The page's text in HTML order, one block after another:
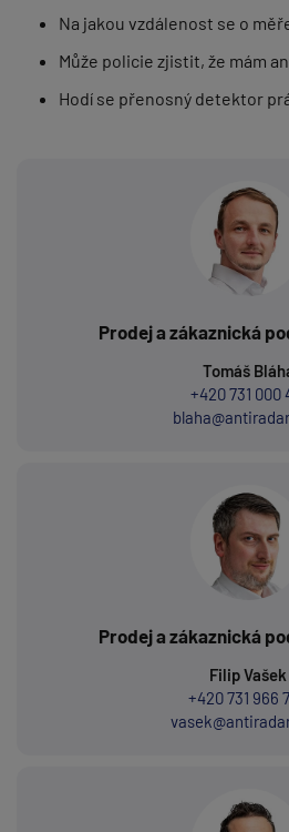
Na jakou vzdálenost se o
Může policie zjistit, že mám
Hodí se přenosný detektor
Prodej a zákaznická
Tomáš
+420 731 000
Prodej a zákaznická
Filip Vašek
+420 731 966